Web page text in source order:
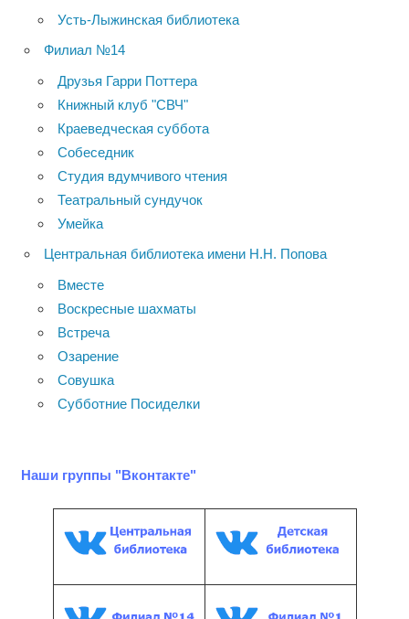
Усть-Лыжинская библиотека
Филиал №14
Друзья Гарри Поттера
Книжный клуб "СВЧ"
Краеведческая суббота
Собеседник
Студия вдумчивого чтения
Театральный сундучок
Умейка
Центральная библиотека имени Н.Н. Попова
Вместе
Воскресные шахматы
Встреча
Озарение
Совушка
Субботние Посиделки
Наши группы "Вконтакте"